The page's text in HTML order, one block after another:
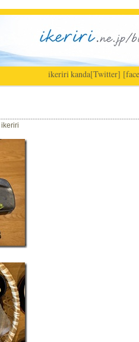
ikeriri|kanda[Twitter]
ikeriri